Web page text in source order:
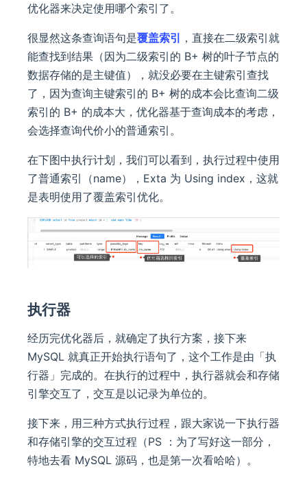
优化器来决定使用哪个索引了。
很显然这条查询语句是覆盖索引 ，直接在二级索引就
能查找到结果（因为二级索引的 B+ 树的叶子节点的
数据存储的是主键值），就没必要在主键索引查找
了，因为查询主键索引的 B+ 树的成本会比查询二级
索引的 B+ 的成本大，优化器基于查询成本的考虑，
会选择查询代价小的普通索引。
在下图中执行计划，我们可以看到，执行过程中使用
了普通索引（name），Exta 为 Using index，这就
是表明使用了覆盖索引优化。
执行器
经历完优化器后，就确定了执行方案，接下来
MySQL 就真正开始执行语句了，这个工作是由「执
行器」完成的。在执行的过程中，执行器就会和存储
引擎交互了，交互是以记录为单位的。
接下来，用三种方式执行过程，跟大家说一下执行器
和存储引擎的交互过程（PS ：为了写好这一部分，
特地去看 MySQL 源码，也是第一次看哈哈）。